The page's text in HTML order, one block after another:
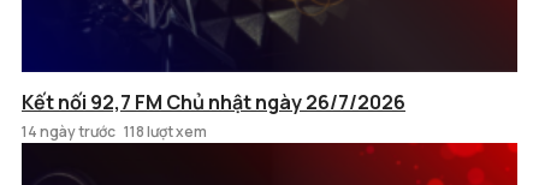
Kết nối 92,7 FM Chủ nhật ngày 26/7/2026
14 ngày trước 118 lượt xem